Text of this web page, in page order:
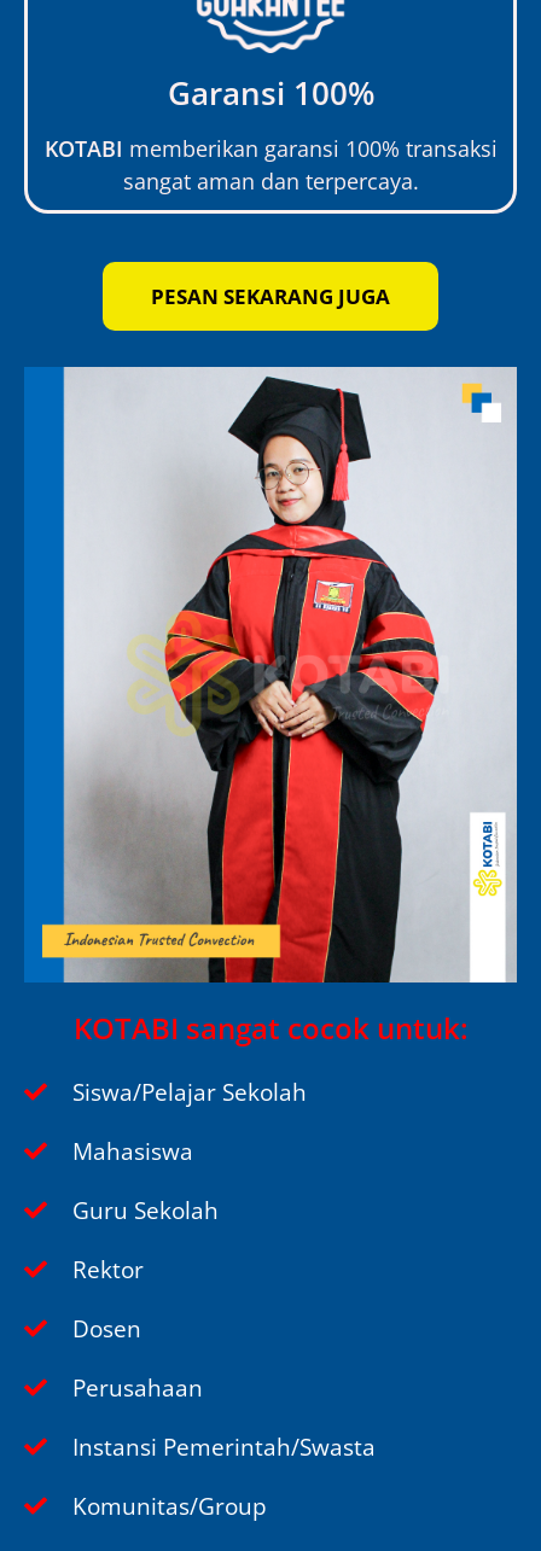
Garansi 100%
KOTABI memberikan garansi 100% transaksi
sangat aman dan terpercaya.
PESAN SEKARANG JUGA
KOTABI sangat cocok untuk:
Siswa/Pelajar Sekolah
Mahasiswa
Guru Sekolah
Rektor
Dosen
Perusahaan
Instansi Pemerintah/Swasta
Komunitas/Group